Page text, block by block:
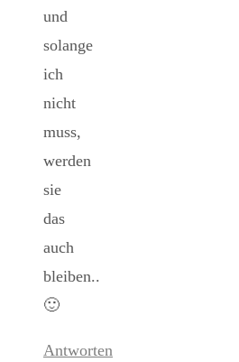
und
solange
ich
nicht
muss,
werden
sie
das
auch
bleiben..
🙂
Antworten